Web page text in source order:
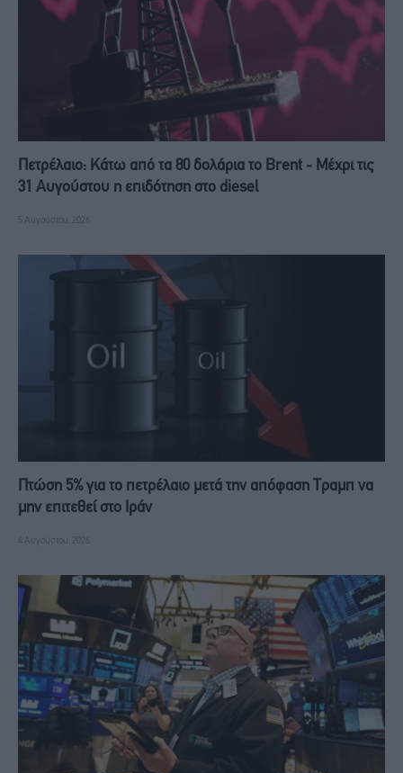
Πετρέλαιο: Κάτω από τα 80 δολάρια το Brent - Μέχρι τις
31 Αυγούστου η επιδότηση στο diesel
5 Αυγούστου, 2026
Πτώση 5% για το πετρέλαιο μετά την απόφαση Τραμπ να
μην επιτεθεί στο Ιράν
4 Αυγούστου, 2026